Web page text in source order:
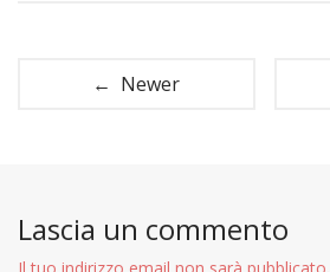
← Newer
Lascia un commento